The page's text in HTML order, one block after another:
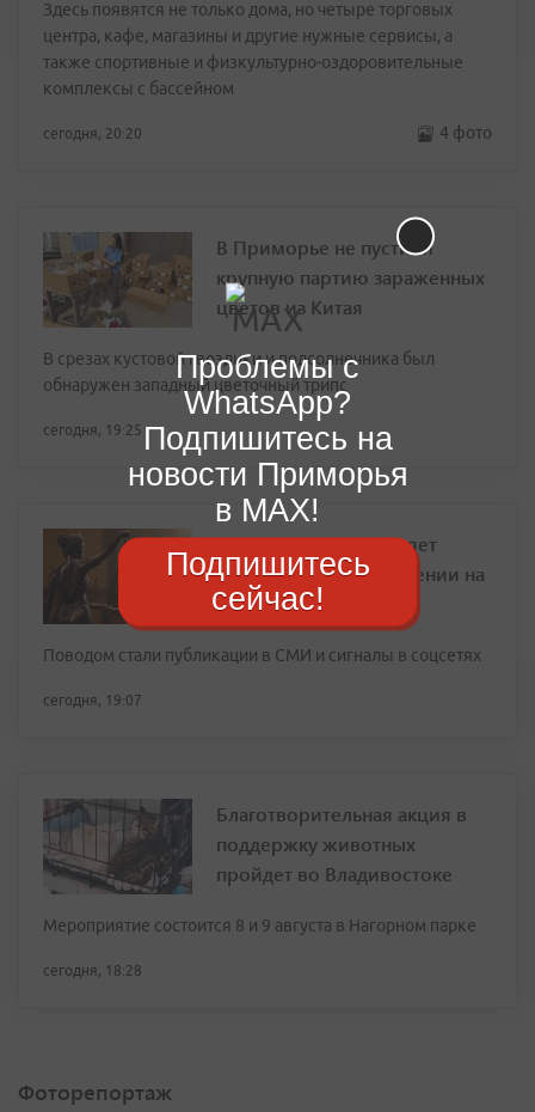
Здесь появятся не только дома, но четыре торговых
центра, кафе, магазины и другие нужные сервисы, а
также спортивные и физкультурно-оздоровительные
комплексы с бассейном
сегодня, 20:20 4 фото
В Приморье не пустили
крупную партию зараженных
цветов из Китая
В срезах кустовой гвоздики и подсолнечника был
обнаружен западный цветочный трипс
сегодня, 19:25
Прокуратура проверяет
информацию о нападении на
женщину в Приморье
Поводом стали публикации в СМИ и сигналы в соцсетях
сегодня, 19:07
Благотворительная акция в
поддержку животных
пройдет во Владивостоке
Мероприятие состоится 8 и 9 августа в Нагорном парке
сегодня, 18:28
Фоторепортаж
Проблемы с
WhatsApp?
Подпишитесь на
новости Приморья
в MAX!
Подпишитесь
сейчас!